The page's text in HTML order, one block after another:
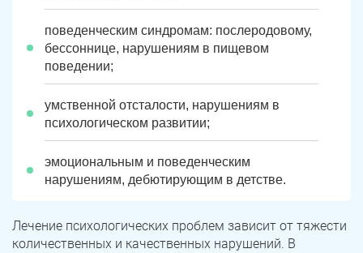
поведенческим синдромам: послеродовому,
бессоннице, нарушениям в пищевом
поведении;
умственной отсталости, нарушениям в
психологическом развитии;
эмоциональным и поведенческим
нарушениям, дебютирующим в детстве.
Лечение психологических проблем зависит от тяжести
количественных и качественных нарушений. В